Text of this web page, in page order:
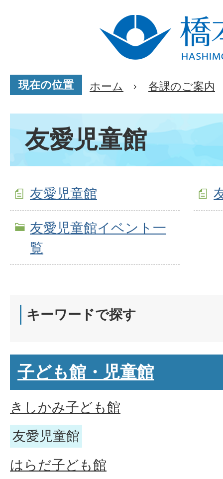
現在の位置 ホーム 各課のご案内
友愛児童館
友愛児童館
友愛児童館イベント一
覧
キーワードで探す
子ども館・児童館
きしかみ子ども館
友愛児童館
はらだ子ども館